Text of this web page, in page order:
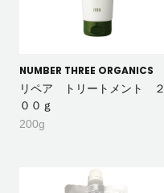
NUMBER THREE ORGANICS
リペア トリートメント ２
００ｇ
200g